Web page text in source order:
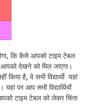
कि कैसे आपको टाइम टेबल
देखने को मिल जाएगा।
किया है, वे सभी विद्यार्थी यहां
पर आप सभी विद्यार्थियों
टाइम टेबल को लेकर चिंता